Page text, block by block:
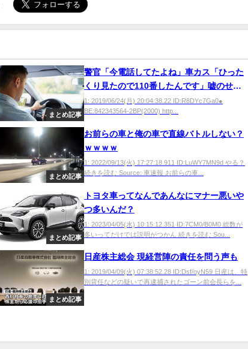
まとめ記事
警官「今電話してたよね」車カス「ひった
くり見たので110番したんです」嘘のせい
で埼玉県警ヘリが飛ぶｗ
1: 2019/06/24(月) 20:04:38.22 ID:R8DYc7Ga0●
BE:842343564-2BP(2000) http...
まとめ記事
お前らの車と俺の車で直線バトルしない？
ｗｗｗｗ
1: 2022/09/13(火) 17:27:18.911 ID:LuWY7MN9d やる？
続きを読む Source: 車速報 お前らの車...
まとめ記事
トヨタ車ってなんであんなにマナー悪いや
つ多いんだ？
1: 2023/04/05(水) 10:15:12.351 ID:7CM0/B0M0 総数が
多いってだけでは説明がつかん 続きを読む Sou...
まとめ記事
日産株主総会 現経営陣の責任を問う声も
1: 2019/04/09(火) 07:38:52.28 ID:Dsf/oyN59 日産は、特
別背任などの疑いで再逮捕されたゴーン前会長らを...